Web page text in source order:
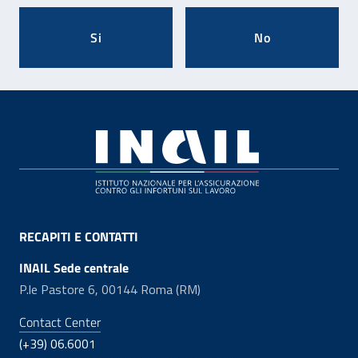
Si No
RECAPITI E CONTATTI
INAIL Sede centrale
P.le Pastore 6, 00144 Roma (RM)
Contact Center
(+39) 06.6001